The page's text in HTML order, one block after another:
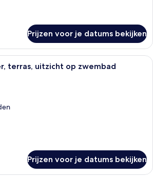
Prijzen voor je datums bekijken
Een hotelkamer met een groot bed,
terras, uitzicht op zwembad
Prijzen voor je datums bekijken